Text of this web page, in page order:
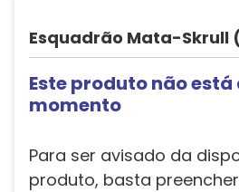
Esquadrão Mata-Skrull
Este produto não
momento
Para ser avisado da
produto, basta